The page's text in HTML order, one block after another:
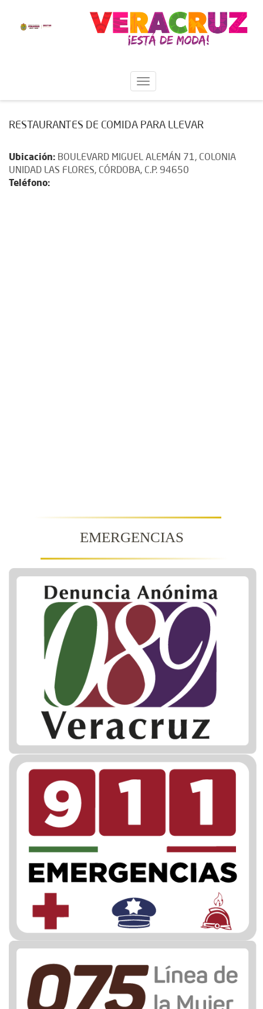
RESTAURANTES DE COMIDA PARA LLEVAR
Ubicación: BOULEVARD MIGUEL ALEMÁN 71, COLONIA
UNIDAD LAS FLORES, CÓRDOBA, C.P. 94650
Teléfono:
EMERGENCIAS